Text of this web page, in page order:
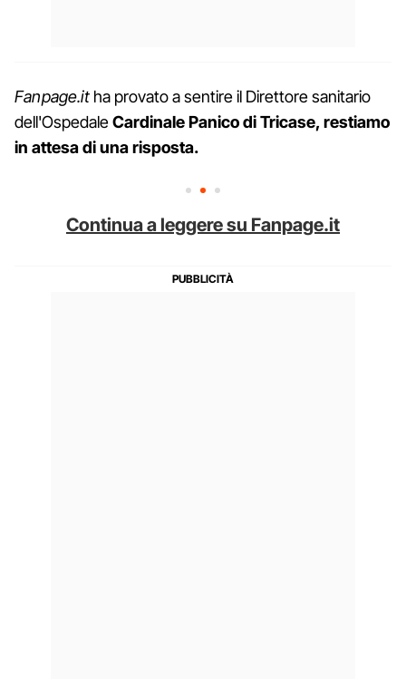
Fanpage.itha provato a sentire il Direttore sanitario
dell'OspedaleCardinale Panico di Tricase, restiamo
in attesa di una risposta.
Continua a leggere su Fanpage.it